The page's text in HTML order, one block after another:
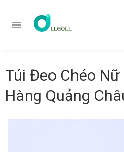
Túi Đeo Chéo Nữ
Hàng Quảng